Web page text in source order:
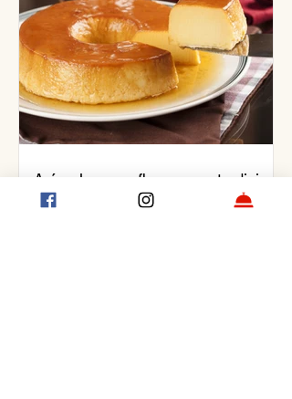
Así se hace un flan casero tradicional